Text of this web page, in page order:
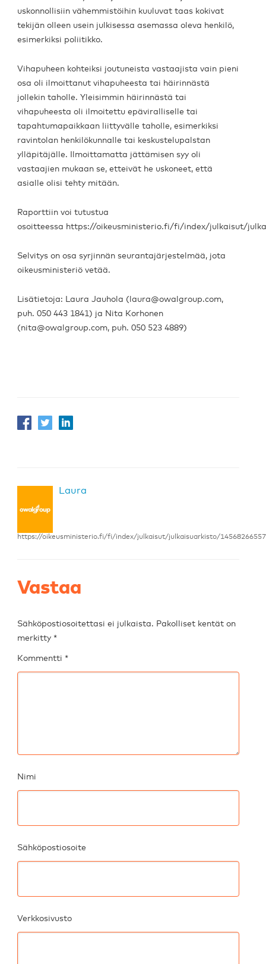
uskonnollisiin vähemmistöihin kuuluvat taas kokivat
tekijän olleen usein julkisessa asemassa oleva henkilö,
esimerkiksi poliitikko.
Vihapuheen kohteiksi joutuneista vastaajista vain pieni
osa oli ilmoittanut vihapuheesta tai häirinnästä
jollekin taholle. Yleisimmin häirinnästä tai
vihapuheesta oli ilmoitettu epäviralliselle tai
tapahtumapaikkaan liittyvälle taholle, esimerkiksi
ravintolan henkilökunnalle tai keskustelupalstan
ylläpitäjälle. Ilmoittamatta jättämisen syy oli
vastaajien mukaan se, etteivät he uskoneet, että
asialle olisi tehty mitään.
Raporttiin voi tutustua
osoitteessa https://oikeusministerio.fi/fi/index/julkaisut/
Selvitys on osa syrjinnän seurantajärjestelmää, jota
oikeusministeriö vetää.
Lisätietoja: Laura Jauhola (laura@owalgroup.com,
puh. 050 443 1841) ja Nita Korhonen
(nita@owalgroup.com, puh. 050 523 4889)
Laura
https://oikeusministerio.fi/fi/index/julkaisut/julkaisuarkisto/
Vastaa
Sähköpostiosoitettasi ei julkaista. Pakolliset kentät on
merkitty *
Kommentti *
Nimi
Sähköpostiosoite
Verkkosivusto